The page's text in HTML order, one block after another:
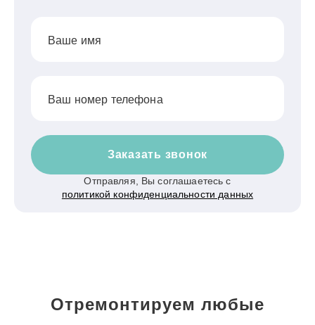
Ваше имя
Ваш номер телефона
Заказать звонок
Отправляя, Вы соглашаетесь с
политикой конфиденциальности данных
Отремонтируем любые